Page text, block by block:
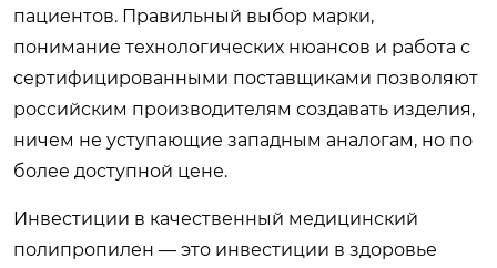
пациентов. Правильный выбор марки,
понимание технологических нюансов и работа с
сертифицированными поставщиками позволяют
российским производителям создавать изделия,
ничем не уступающие западным аналогам, но по
более доступной цене.
Инвестиции в качественный медицинский
полипропилен — это инвестиции в здоровье